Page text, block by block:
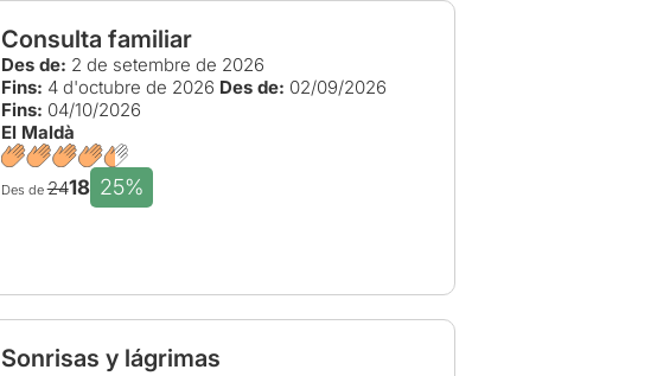
Consulta familiar
Des de: 2 de setembre de 2026
Fins: 4 d'octubre de 2026 Des de: 02/09/2026
Fins: 04/10/2026
El Maldà
Des de2418 25%
Sonrisas y lágrimas